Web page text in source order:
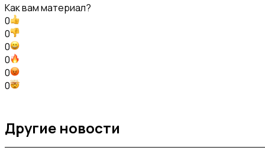
Как вам материал?
0
0
0
0
0
0
Другие новости